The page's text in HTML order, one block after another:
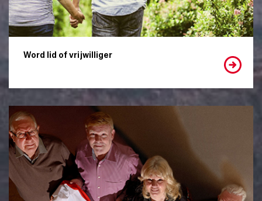
Word lid of vrijwilliger